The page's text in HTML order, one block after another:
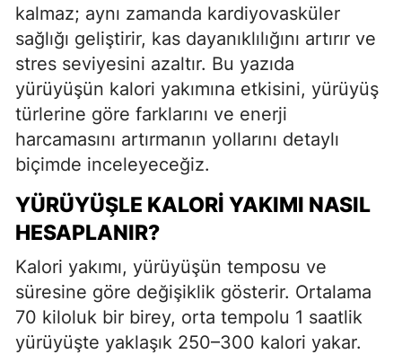
kalmaz; aynı zamanda kardiyovasküler
sağlığı geliştirir, kas dayanıklılığını artırır ve
stres seviyesini azaltır. Bu yazıda
yürüyüşün kalori yakımına etkisini, yürüyüş
türlerine göre farklarını ve enerji
harcamasını artırmanın yollarını detaylı
biçimde inceleyeceğiz.
YÜRÜYÜŞLE KALORI YAKIMI NASIL
HESAPLANIR?
Kalori yakımı, yürüyüşün temposu ve
süresine göre değişiklik gösterir. Ortalama
70 kiloluk bir birey, orta tempolu 1 saatlik
yürüyüşte yaklaşık 250–300 kalori yakar.